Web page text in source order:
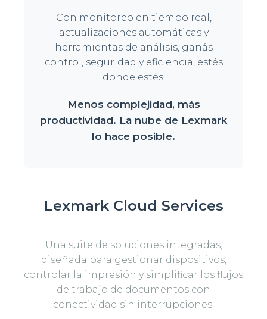
Con monitoreo en tiempo real,
actualizaciones automáticas y
herramientas de análisis, ganás
control, seguridad y eficiencia, estés
donde estés.
Menos complejidad, más
productividad. La nube de Lexmark
lo hace posible.
Lexmark Cloud Services
Una suite de soluciones integradas,
diseñada para gestionar dispositivos,
controlar la impresión y simplificar los flujos
de trabajo de documentos con
conectividad sin interrupciones.